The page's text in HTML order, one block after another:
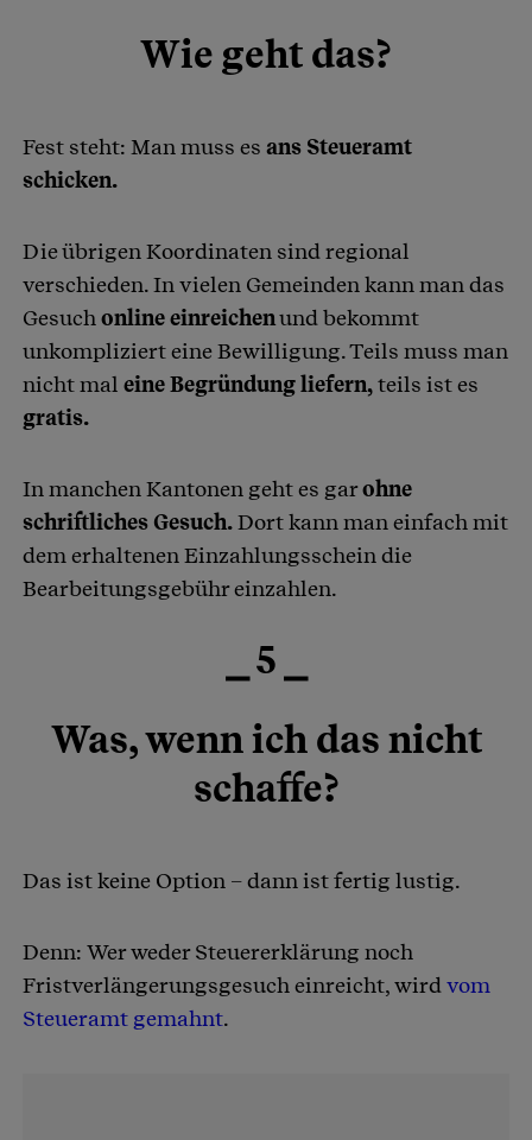
Wie geht das?
Fest steht: Man muss es ans Steueramt
schicken.
Die übrigen Koordinaten sind regional
verschieden. In vielen Gemeinden kann man das
Gesuch online einreichenund bekommt
unkompliziert eine Bewilligung. Teils muss man
nicht mal eine Begründung liefern,teils ist es
gratis.
In manchen Kantonen geht es garohne
schriftliches Gesuch.Dort kann man einfach mit
dem erhaltenen Einzahlungsschein die
Bearbeitungsgebühr einzahlen.
⎯ 5 ⎯
Was, wenn ich das nicht
schaffe?
Das ist keine Option – dann ist fertig lustig.
Denn: Wer weder Steuererklärung noch
Fristverlängerungsgesuch einreicht, wird vom
Steueramt gemahnt.